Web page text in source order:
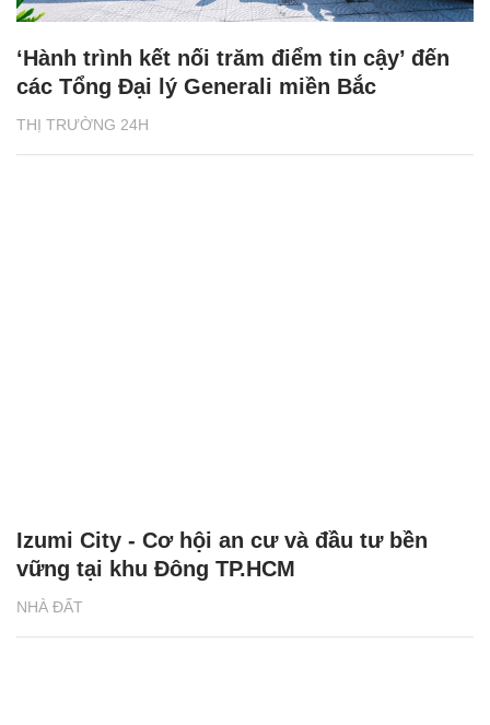
THỊ TRƯỜNG 24H
‘Hành trình kết nối trăm điểm tin cậy’ đến
các Tổng Đại lý Generali miền Bắc
NHÀ ĐẤT
Izumi City - Cơ hội an cư và đầu tư bền
vững tại khu Đông TP.HCM